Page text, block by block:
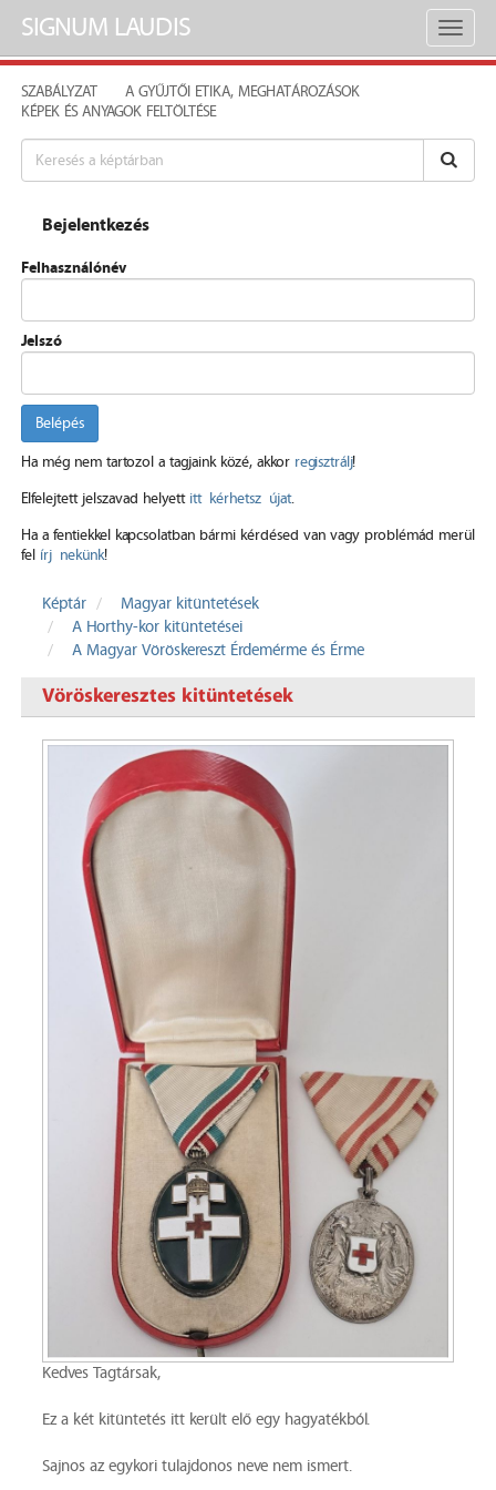
Toggle
SIGNUM LAUDIS
SZABÁLYZAT
A GYŰJTŐI ETIKA, MEGHATÁROZÁSOK
KÉPEK ÉS ANYAGOK FELTÖLTÉSE
Bejelentkezés
Felhasználónév
Jelszó
Belépés
Ha még nem tartozol a tagjaink közé, akkor regisztrálj!
Elfelejtett jelszavad helyett itt kérhetsz újat.
Ha a fentiekkel kapcsolatban bármi kérdésed van vagy problémád merül
fel írj nekünk!
Képtár
Magyar kitüntetések
A Horthy-kor kitüntetései
A Magyar Vöröskereszt Érdemérme és Érme
Vöröskeresztes kitüntetések
Kedves Tagtársak,
Ez a két kitüntetés itt került elő egy hagyatékból.
Sajnos az egykori tulajdonos neve nem ismert.